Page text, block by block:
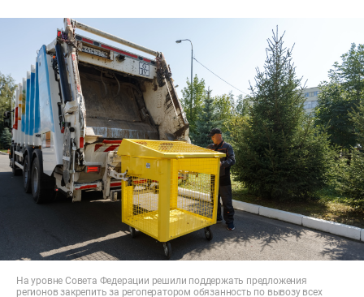
На уровне Совета Федерации решили поддержать предложения
регионов закрепить за регоператором обязанность по вывозу всех